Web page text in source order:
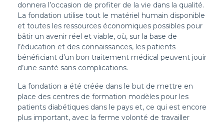
donnera l’occasion de profiter de la vie dans la qualité.
La fondation utilise tout le matériel humain disponible
et toutes les ressources économiques possibles pour
bâtir un avenir réel et viable, où, sur la base de
l’éducation et des connaissances, les patients
bénéficiant d’un bon traitement médical peuvent jouir
d’une santé sans complications.
La fondation a été créée dans le but de mettre en
place des centres de formation modèles pour les
patients diabétiques dans le pays et, ce qui est encore
plus important, avec la ferme volonté de travailler